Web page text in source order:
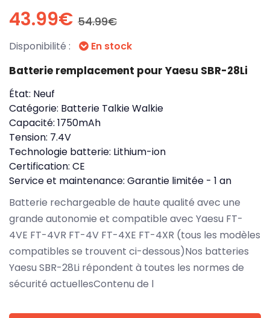
43.99€ 54.99€
Disponibilité : En stock
Batterie remplacement pour Yaesu SBR-28Li
État: Neuf
Catégorie: Batterie Talkie Walkie
Capacité: 1750mAh
Tension: 7.4V
Technologie batterie: Lithium-ion
Certification: CE
Service et maintenance: Garantie limitée - 1 an
Batterie rechargeable de haute qualité avec une
grande autonomie et compatible avec Yaesu FT-
4VE FT-4VR FT-4V FT-4XE FT-4XR (tous les modèles
compatibles se trouvent ci-dessous)Nos batteries
Yaesu SBR-28Li répondent à toutes les normes de
sécurité actuellesContenu de l